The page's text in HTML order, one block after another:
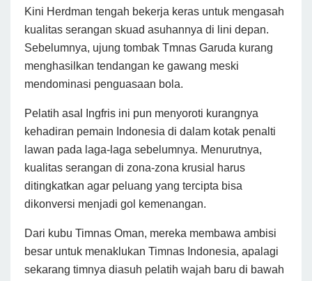
Kini Herdman tengah bekerja keras untuk mengasah
kualitas serangan skuad asuhannya di lini depan.
Sebelumnya, ujung tombak Tmnas Garuda kurang
menghasilkan tendangan ke gawang meski
mendominasi penguasaan bola.
Pelatih asal Ingfris ini pun menyoroti kurangnya
kehadiran pemain Indonesia di dalam kotak penalti
lawan pada laga-laga sebelumnya. Menurutnya,
kualitas serangan di zona-zona krusial harus
ditingkatkan agar peluang yang tercipta bisa
dikonversi menjadi gol kemenangan.
Dari kubu Timnas Oman, mereka membawa ambisi
besar untuk menaklukan Timnas Indonesia, apalagi
sekarang timnya diasuh pelatih wajah baru di bawah